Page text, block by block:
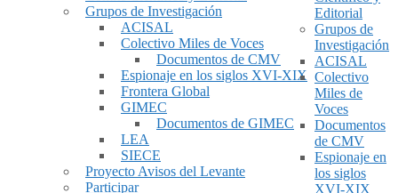
Grupos de Investigación
ACISAL
Colectivo Miles de Voces
Documentos de CMV
Espionaje en los siglos XVI-XIX
Frontera Global
GIMEC
Documentos de GIMEC
LEA
SIECE
Proyecto Avisos del Levante
Participar
Editorial
Grupos de
Investigación
ACISAL
Colectivo
Miles de
Voces
Documentos
de CMV
Espionaje en
los siglos
XVI-XIX